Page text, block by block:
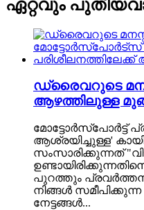
ഏറ്റവും പുതിയ
ഡ്രൈവറുടെ
ആഴത്തിലുള്ള
മോട്ടോർസ്പോർട്ട്
ആശ്രയിച്ചുള്ള'
സംസാരിക്കുന്നത്
പുറത്തും
നിങ്ങൾ
നേട്ടങ്ങൾ...